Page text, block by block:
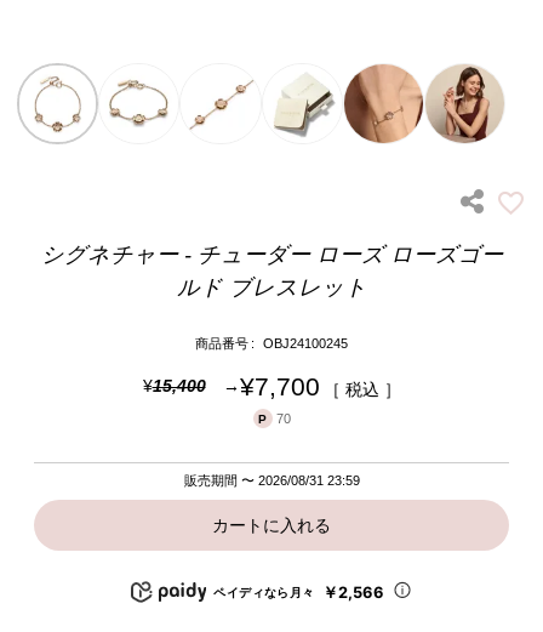
シグネチャー - チューダー ローズ ローズゴー
ルド ブレスレット
商品番号 OBJ24100245
¥15,400 ¥7,700 税込
70
販売期間 〜 2026/08/31 23:59
カートに入れる
ペイディなら月々 ￥2,566